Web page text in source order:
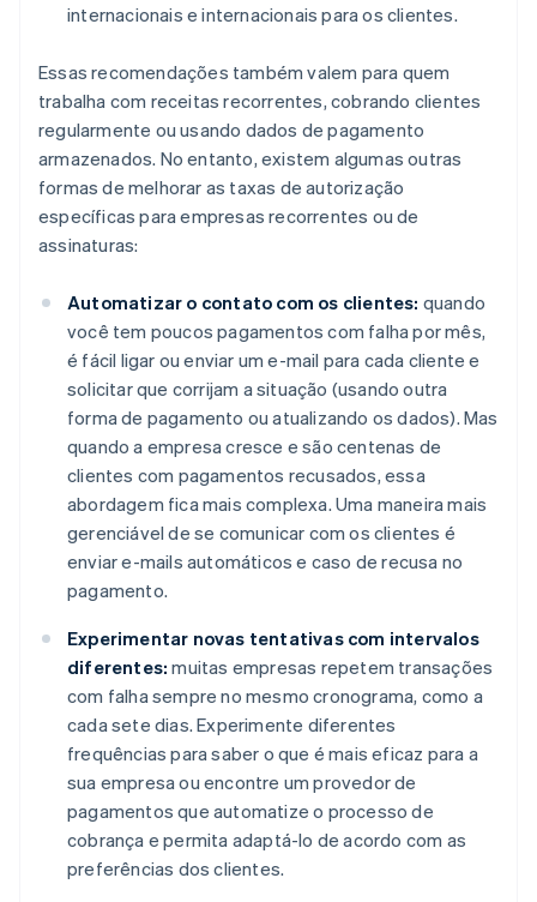
internacionais e internacionais para os clientes.
Essas recomendações também valem para quem
trabalha com receitas recorrentes, cobrando clientes
regularmente ou usando dados de pagamento
armazenados. No entanto, existem algumas outras
formas de melhorar as taxas de autorização
específicas para empresas recorrentes ou de
assinaturas:
Automatizar o contato com os clientes: quando
você tem poucos pagamentos com falha por mês,
é fácil ligar ou enviar um e-mail para cada cliente e
solicitar que corrijam a situação (usando outra
forma de pagamento ou atualizando os dados). Mas
quando a empresa cresce e são centenas de
clientes com pagamentos recusados, essa
abordagem fica mais complexa. Uma maneira mais
gerenciável de se comunicar com os clientes é
enviar e-mails automáticos e caso de recusa no
pagamento.
Experimentar novas tentativas com intervalos
diferentes: muitas empresas repetem transações
com falha sempre no mesmo cronograma, como a
cada sete dias. Experimente diferentes
frequências para saber o que é mais eficaz para a
sua empresa ou encontre um provedor de
pagamentos que automatize o processo de
cobrança e permita adaptá-lo de acordo com as
preferências dos clientes.